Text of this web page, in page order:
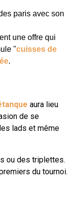
paris avec son
une offre qui
"cuisses de
.
aura lieu
de se
lads et même
ou des triplettes.
du tournoi.